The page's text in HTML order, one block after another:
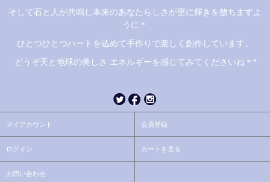
そして石と人が共鳴し本来のあなたらしさが更に輝きを放ちますよ
うに＊
ひとつひとつハートを込めて手作りで楽しく創作しています。
どうぞ天と地球の美しさ エネルギーを感じてみてくださいね＊*
マイアカウント 会員登録
ログイン カートを見る
お問い合わせ